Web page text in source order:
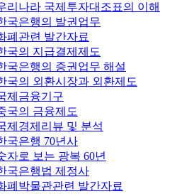
리나라 국제투자대조표의 이해
국은행의 발권업무
폐관련 발간자료
국의 지급결제제도
국은행의 증권업무 해설
국의 외환시장과 외환제도
제금융기구
국의 금융제도
제경제리뷰 및 분석
국은행 70년사
자로 보는 광복 60년
국은행법 제정사
폐박물관관련 발간자료